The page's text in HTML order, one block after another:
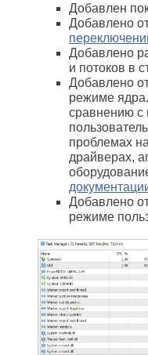
Добавлен
Добавлено
Добавлено
и потоков в
Добавлено
режиме ядра.
сравнению с
проблемах
драйверах,
Добавлено
режиме